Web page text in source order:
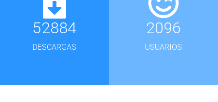
52884
DESCARGAS
2096
USUARIOS